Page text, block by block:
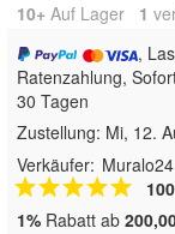
10+ Auf Lager 1
,
Ratenzahlung,
30 Tagen
Zustellung: Mi, 12.
Verkäufer: Muralo24
1% Rabatt ab